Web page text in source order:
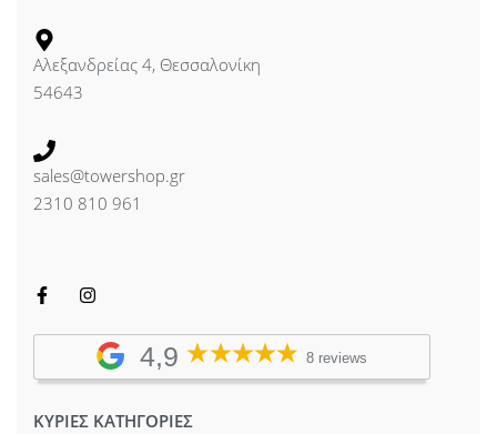
Αλεξανδρείας 4, Θεσσαλονίκη
54643
sales@towershop.gr
2310 810 961
4,9 8 reviews
ΚΥΡΙΕΣ ΚΑΤΗΓΟΡΙΕΣ